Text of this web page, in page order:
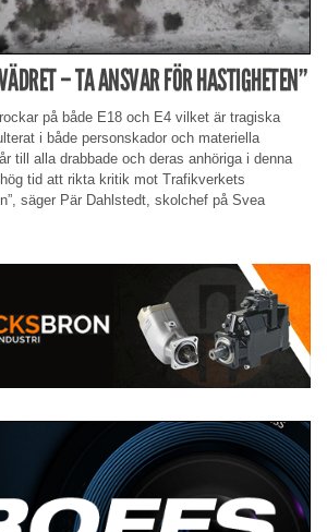
– TA ANSVAR FÖR HASTIGHETEN”
på både E18 och E4 vilket är tragiska
i både personskador och materiella
till alla drabbade och deras anhöriga i denna
tid att rikta kritik mot Trafikverkets
säger Pär Dahlstedt, skolchef på Svea